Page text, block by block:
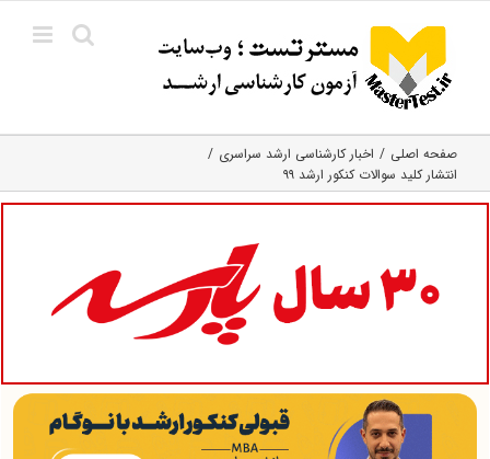
content
صفحه اصلی
اخبار کارشناسی ارشد سراسری
انتشار کلید سوالات کنکور ارشد ۹۹